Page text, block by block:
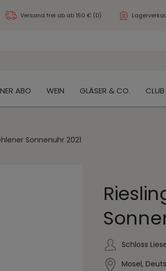
Versand frei ab ab 150 € (D)
ABO WEIN GLÄSER & CO. CLUB
Sonnenuhr 2021
Schloss
Mosel,